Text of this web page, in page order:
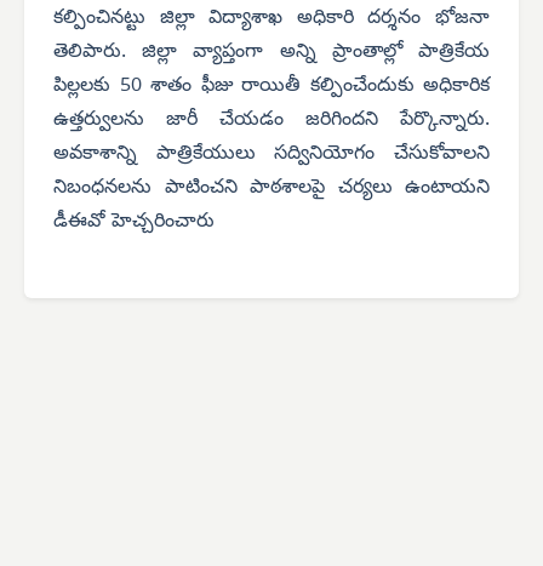
కల్పించినట్టు జిల్లా విద్యాశాఖ అధికారి దర్శనం భోజనా
తెలిపారు. జిల్లా వ్యాప్తంగా అన్ని ప్రాంతాల్లో పాత్రికేయ
పిల్లలకు 50 శాతం ఫీజు రాయితీ కల్పించేందుకు అధికారిక
ఉత్తర్వులను జారీ చేయడం జరిగిందని పేర్కొన్నారు.
అవకాశాన్ని పాత్రికేయులు సద్వినియోగం చేసుకోవాలని
నిబంధనలను పాటించని పాఠశాలపై చర్యలు ఉంటాయని
డీఈవో హెచ్చరించారు